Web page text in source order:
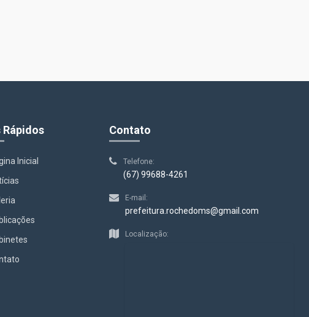
Rápidos
Inicial
Contato
Telefone:
(67) 99688-4261
E-mail:
prefeitura.rochedoms@gmail.com
Localização: